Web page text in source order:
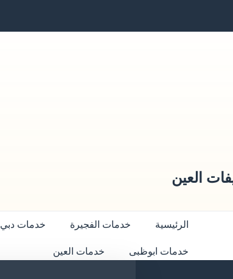
الرئيسية خدمات الفجيرة خدمات دبي
خدمات ابوظبى خدمات العين
العين